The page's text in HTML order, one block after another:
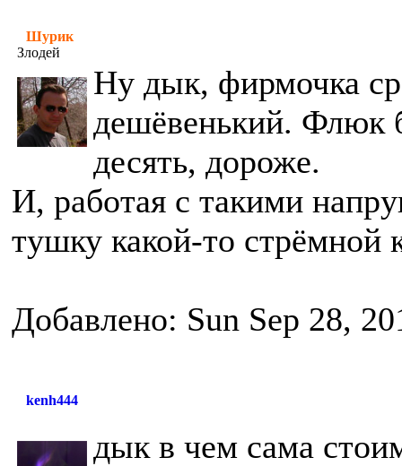
Шурик
Злодей
Ну дык, фирмочка
дешёвенький. Флюк
десять, дороже.
И, работая с такими
тушку какой-то стрёмной
Добавлено: Sun Sep 28,
kenh444
дык в чем сама